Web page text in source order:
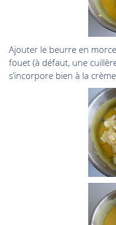
Ajouter le beurre en
fouet (à défaut, une
s’incorpore bien à la